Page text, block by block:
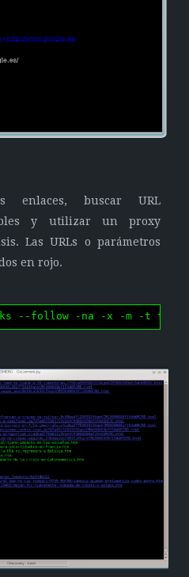
enlaces, buscar URL
y utilizar un proxy
Las URLs o parámetros
en rojo.
--follow -na -x -m -t